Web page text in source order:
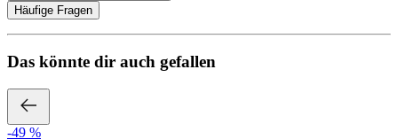
Häufige Fragen
Das könnte dir auch gefallen
-49 %